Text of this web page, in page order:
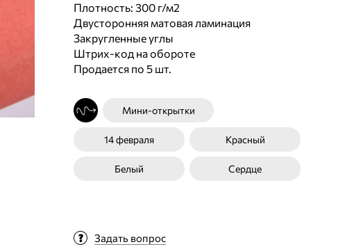
Плотность: 300 г/м2
Двусторонняя матовая ламинация
Закругленные углы
Штрих-код на обороте
Продается по 5 шт.
Мини-открытки
14 февраля Красный
Белый Сердце
Задать вопрос